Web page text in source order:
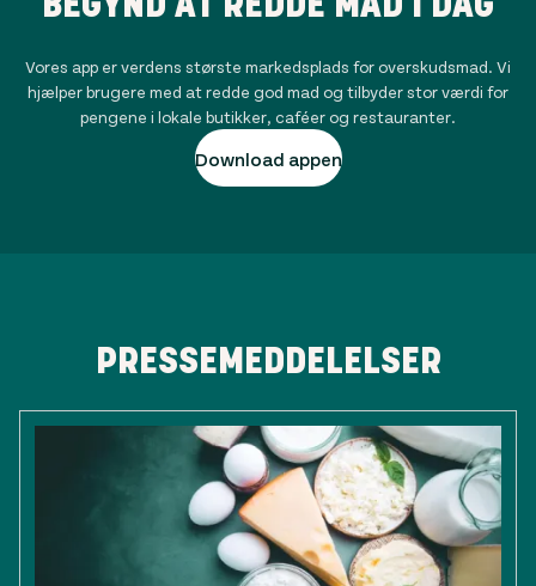
Vores app er verdens største markedsplads for overskudsmad. Vi
hjælper brugere med at redde god mad og tilbyder stor værdi for
pengene i lokale butikker, caféer og restauranter.
Download appen
PRESSEMEDDELELSER